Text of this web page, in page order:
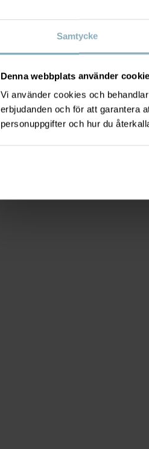
Samtycke
Denna webbplats använder
Vi använder cookies och
erbjudanden och för att garantera
personuppgifter och hur du